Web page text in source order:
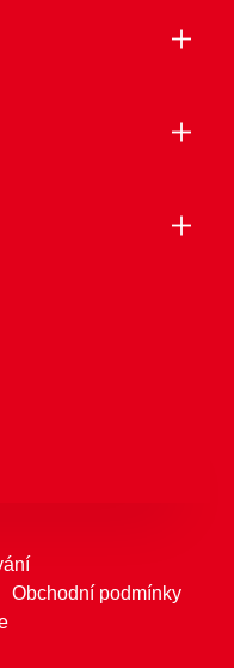
Obchodní podmínky